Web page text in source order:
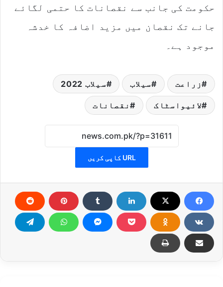
حکومت کی جانب سے نقصانات کا حتمی لگائے
جانے تک نقصان میں مزید اضافہ کا خدشہ
موجود ہے۔
زراعت سیلاب سیلاب 2022
لائیواسٹاک نقصانات
URL کاپی کریں